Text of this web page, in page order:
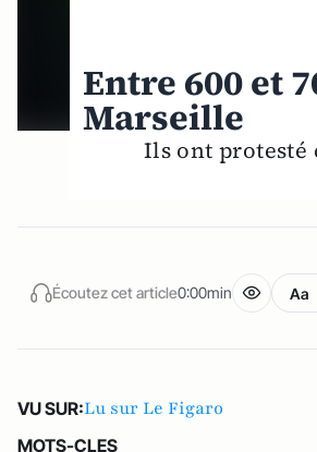
Entre 600 et
Marseille
Ils ont protesté
Écoutez cet article0:00min Aa
VU SUR:Lu sur Le Figaro
MOTS-CLES